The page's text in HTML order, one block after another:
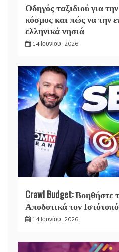
Οδηγός ταξιδιού για
κόσμος και πώς να την
ελληνικά νησιά
14 Ιουνίου, 2026
Crawl Budget: Βοηθήστε
Αποδοτικά τον
14 Ιουνίου, 2026